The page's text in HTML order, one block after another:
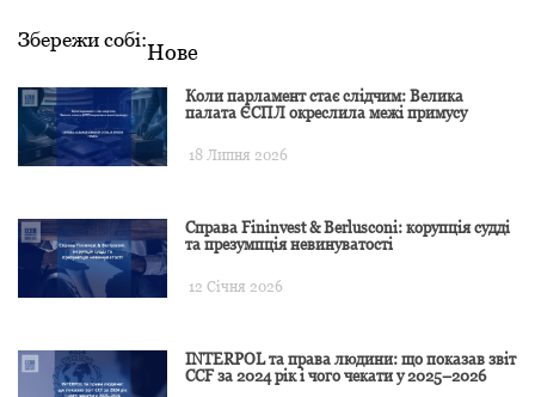
Збережи собі:Нове
Коли парламент стає слідчим: Велика
палата ЄСПЛ окреслила межі примусу
18 Липня 2026
Справа Fininvest & Berlusconi: корупція судді
та презумпція невинуватості
12 Січня 2026
INTERPOL та права людини: що показав звіт
CCF за 2024 рік і чого чекати у 2025–2026